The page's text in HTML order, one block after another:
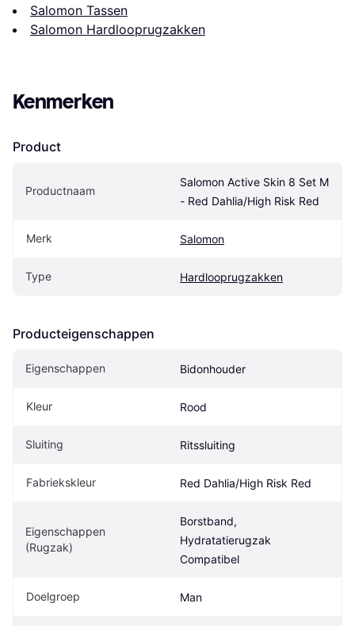
Salomon Tassen
Salomon Hardlooprugzakken
Kenmerken
Product
Productnaam
Salomon Active Skin 8 Set M
- Red Dahlia/High Risk Red
Merk Salomon
Type Hardlooprugzakken
Producteigenschappen
Eigenschappen Bidonhouder
Kleur Rood
Sluiting Ritssluiting
Fabriekskleur Red Dahlia/High Risk Red
Eigenschappen
(Rugzak)
Borstband,
Hydratatierugzak
Compatibel
Doelgroep Man